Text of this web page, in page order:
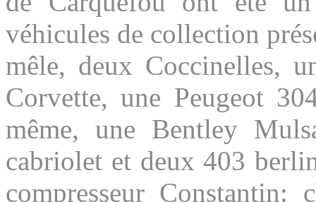
véhicules de collection
mêle, deux Coccinelles,
Corvette, une Peugeot
même, une Bentley
cabriolet et deux 403
compresseur